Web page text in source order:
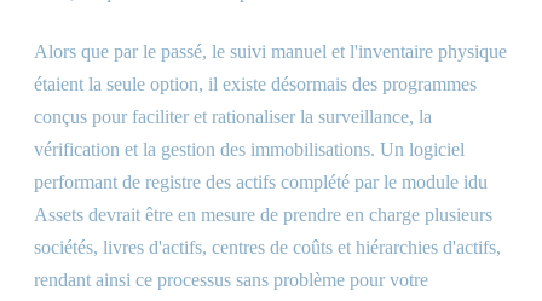
Alors que par le passé, le suivi manuel et l'inventaire physique
étaient la seule option, il existe désormais des programmes
conçus pour faciliter et rationaliser la surveillance, la
vérification et la gestion des immobilisations. Un logiciel
performant de registre des actifs complété par le module idu
Assets devrait être en mesure de prendre en charge plusieurs
sociétés, livres d'actifs, centres de coûts et hiérarchies d'actifs,
rendant ainsi ce processus sans problème pour votre